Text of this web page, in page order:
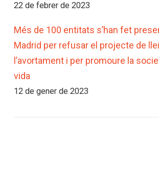
22 de febrer de 2023
Més de 100 entitats s’han fet
Madrid per refusar el projecte de
l’avortament i per promoure la
vida
12 de gener de 2023